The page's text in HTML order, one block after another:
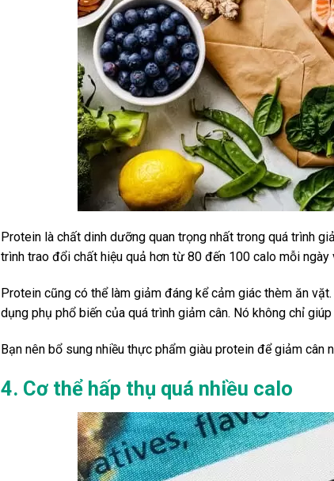
Protein là chất dinh dưỡng quan trọng nhất trong quá trình
trình trao đổi chất hiệu quả hơn từ 80 đến 100 calo mỗi
Protein cũng có thể làm giảm đáng kể cảm giác thèm ăn
dụng phụ phổ biến của quá trình giảm cân. Nó không chỉ
Bạn nên bổ sung nhiều thực phẩm giàu protein để giảm cân
4. Cơ thể hấp thụ quá nhiều calo